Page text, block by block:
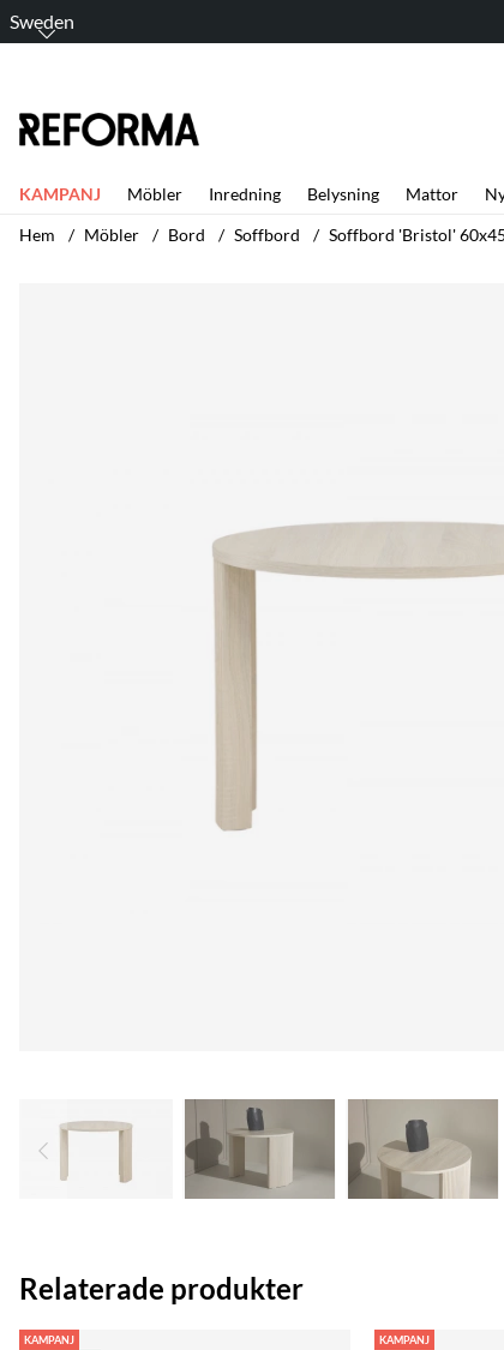
Sweden
KAMPANJ Möbler Inredning Belysning Mattor
Hem
Möbler Bord Soffbord Soffbord 'Bristol'
Relaterade produkter
KAMPANJ
KAMPANJ